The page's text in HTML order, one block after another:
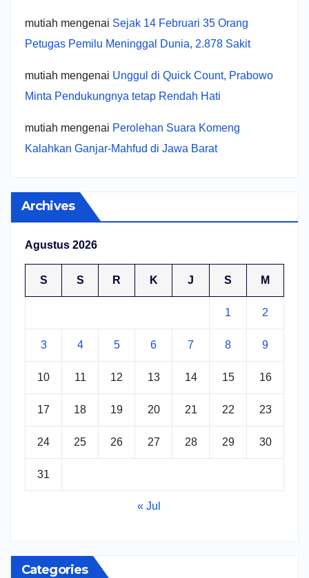
mutiah mengenai Sejak 14 Februari 35 Orang
Petugas Pemilu Meninggal Dunia, 2.878 Sakit
mutiah mengenai Unggul di Quick Count, Prabowo
Minta Pendukungnya tetap Rendah Hati
mutiah mengenai Perolehan Suara Komeng
Kalahkan Ganjar-Mahfud di Jawa Barat
Archives
Agustus 2026
S S R K J S M
1 2
3 4 5 6 7 8 9
10 11 12 13 14 15 16
17 18 19 20 21 22 23
24 25 26 27 28 29 30
31
« Jul
Categories